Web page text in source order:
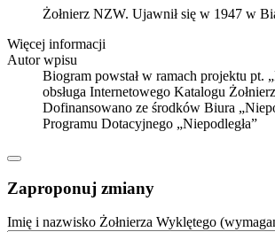
Żołnierz NZW. Ujawnił się w 1947 w
Więcej informacji
Autor wpisu
Biogram powstał w ramach projektu pt.
obsługa Internetowego Katalogu
Dofinansowano ze środków Biura
Programu Dotacyjnego „Niepodległa”
Zaproponuj zmiany
Imię i nazwisko Żołnierza Wyklętego